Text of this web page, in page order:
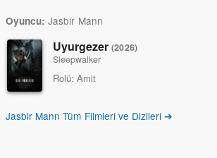
Oyuncu: Jasbir Mann
Uyurgezer(2026)
Sleepwalker
Rolü: Amit
Jasbir Mann Tüm Filmleri ve Dizileri ➔